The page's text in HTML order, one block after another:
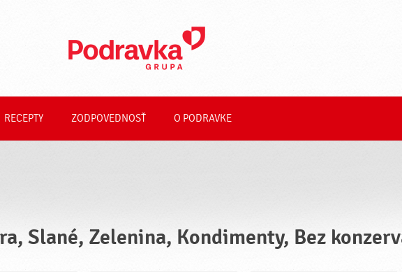
RECEPTY ZODPOVEDNOSŤ O PODRAVKE
Slané, Zelenina, Kondimenty, Bez